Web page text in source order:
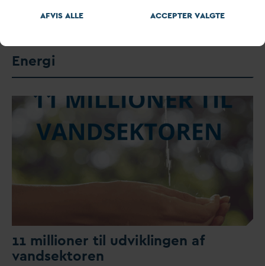
Energi
11 millioner til udviklingen af
vandsektoren
AFVIS ALLE ACCEPTERVALGTE